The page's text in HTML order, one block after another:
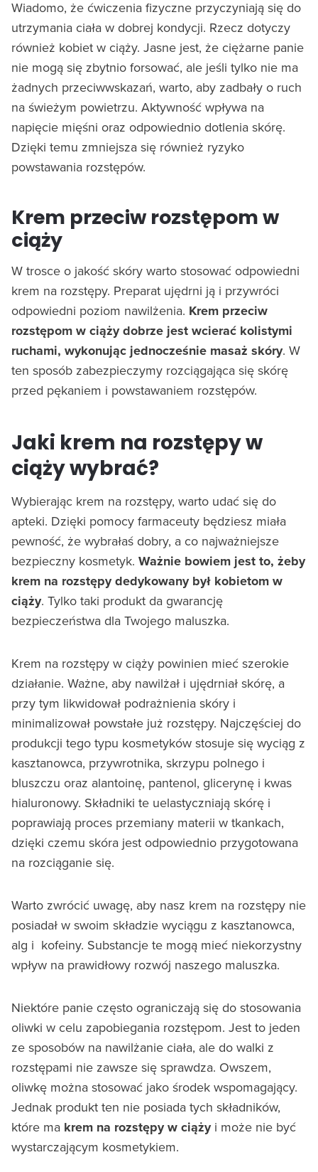
Wiadomo, że ćwiczenia fizyczne przyczyniają się do
utrzymania ciała w dobrej kondycji. Rzecz dotyczy
również kobiet w ciąży. Jasne jest, że ciężarne panie
nie mogą się zbytnio forsować, ale jeśli tylko nie ma
żadnych przeciwwskazań, warto, aby zadbały o ruch
na świeżym powietrzu. Aktywność wpływa na
napięcie mięśni oraz odpowiednio dotlenia skórę.
Dzięki temu zmniejsza się również ryzyko
powstawania rozstępów.
Krem przeciw rozstępom w
ciąży
W trosce o jakość skóry warto stosować odpowiedni
krem na rozstępy. Preparat ujędrni ją i przywróci
odpowiedni poziom nawilżenia. Krem przeciw
rozstępom w ciąży dobrze jest wcierać kolistymi
ruchami, wykonując jednocześnie masaż skóry. W
ten sposób zabezpieczymy rozciągająca się skórę
przed pękaniem i powstawaniem rozstępów.
Jaki krem na rozstępy w
ciąży wybrać?
Wybierając krem na rozstępy, warto udać się do
apteki. Dzięki pomocy farmaceuty będziesz miała
pewność, że wybrałaś dobry, a co najważniejsze
bezpieczny kosmetyk. Ważnie bowiem jest to, żeby
krem na rozstępy dedykowany był kobietom w
ciąży. Tylko taki produkt da gwarancję
bezpieczeństwa dla Twojego maluszka.
Krem na rozstępy w ciąży powinien mieć szerokie
działanie. Ważne, aby nawilżał i ujędrniał skórę, a
przy tym likwidował podrażnienia skóry i
minimalizował powstałe już rozstępy. Najczęściej do
produkcji tego typu kosmetyków stosuje się wyciąg z
kasztanowca, przywrotnika, skrzypu polnego i
bluszczu oraz alantoinę, pantenol, glicerynę i kwas
hialuronowy. Składniki te uelastyczniają skórę i
poprawiają proces przemiany materii w tkankach,
dzięki czemu skóra jest odpowiednio przygotowana
na rozciąganie się.
Warto zwrócić uwagę, aby nasz krem na rozstępy nie
posiadał w swoim składzie wyciągu z kasztanowca,
alg i kofeiny. Substancje te mogą mieć niekorzystny
wpływ na prawidłowy rozwój naszego maluszka.
Niektóre panie często ograniczają się do stosowania
oliwki w celu zapobiegania rozstępom. Jest to jeden
ze sposobów na nawilżanie ciała, ale do walki z
rozstępami nie zawsze się sprawdza. Owszem,
oliwkę można stosować jako środek wspomagający.
Jednak produkt ten nie posiada tych składników,
które ma krem na rozstępy w ciążyi może nie być
wystarczającym kosmetykiem.